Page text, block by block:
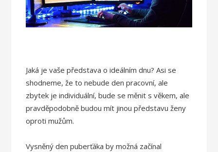
Jaká je vaše představa o ideálním dnu? Asi se
shodneme, že to nebude den pracovní, ale
zbytek je individuální, bude se měnit s věkem, ale
pravděpodobně budou mít jinou představu ženy
oproti mužům.
Vysněný den puberťáka by možná začínal